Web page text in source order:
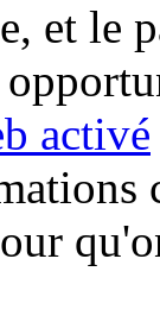
et le
activé